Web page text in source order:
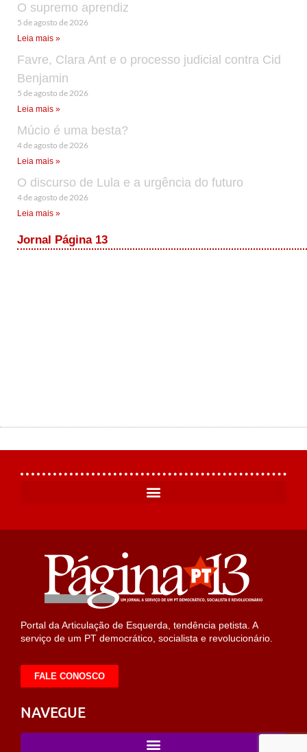
O supremo aprendiz
5 de agosto de 2026
Leia mais »
Favre, Clara Ant e o processo judicial contra Cid
Benjamin
5 de agosto de 2026
Leia mais »
Múcio é uma besta?
4 de agosto de 2026
Leia mais »
O discurso de Lula e a urgência do futuro
4 de agosto de 2026
Leia mais »
Jornal Página 13
Portal da Articulação de Esquerda, tendência petista. A
serviço de um PT democrático, socialista e revolucionário.
FALE CONOSCO
NAVEGUE